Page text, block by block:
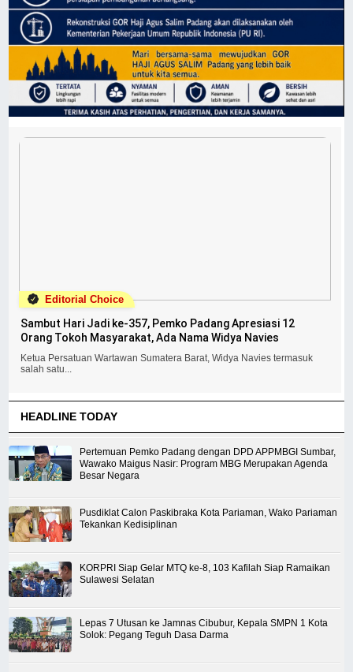
Editorial Choice
Sambut Hari Jadi ke-357, Pemko Padang Apresiasi 12
Orang Tokoh Masyarakat, Ada Nama Widya Navies
Ketua Persatuan Wartawan Sumatera Barat, Widya Navies termasuk
salah satu...
HEADLINE TODAY
Pertemuan Pemko Padang dengan DPD APPMBGI Sumbar,
Wawako Maigus Nasir: Program MBG Merupakan Agenda
Besar Negara
Pusdiklat Calon Paskibraka Kota Pariaman, Wako Pariaman
Tekankan Kedisiplinan
KORPRI Siap Gelar MTQ ke-8, 103 Kafilah Siap Ramaikan
Sulawesi Selatan
Lepas 7 Utusan ke Jamnas Cibubur, Kepala SMPN 1 Kota
Solok: Pegang Teguh Dasa Darma